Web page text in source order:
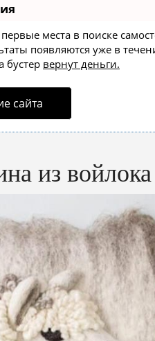
места в поиске
появляются уже в
бустер вернут деньги.
сайта
из войлока